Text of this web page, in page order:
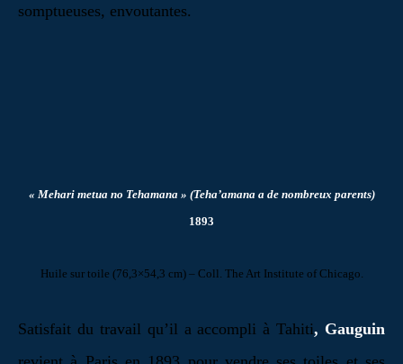
somptueuses, envoutantes.
« Mehari metua no Tehamana » (Teha’amana a de nombreux parents)
1893
Huile sur toile (76,3×54,3 cm) – Coll. The Art Institute of Chicago.
Satisfait du travail qu’il a accompli à Tahiti, Gauguin